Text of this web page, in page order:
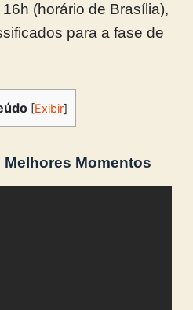
(horário de Brasília),
para a fase de
[Exibir]
Momentos